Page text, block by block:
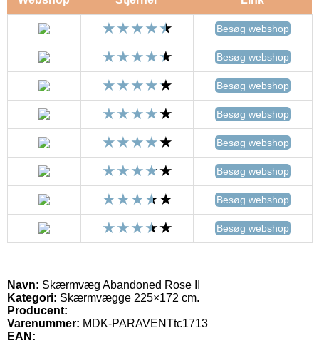
Besøg webshop
Besøg webshop
Besøg webshop
Besøg webshop
Besøg webshop
Besøg webshop
Besøg webshop
Besøg webshop
Navn: Skærmvæg Abandoned Rose II
Kategori: Skærmvægge 225×172 cm.
Producent:
Varenummer: MDK-PARAVENTtc1713
EAN: